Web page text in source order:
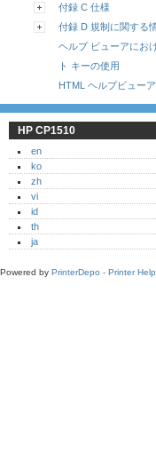
付録 C 仕様
付録 D 規制に関する
ヘルプ ビューアにお
ト キーの使用
HTML ヘルプビュー
HP CP1510
en
ko
zh
vi
id
th
ja
Powered by PrinterDepo - Printer